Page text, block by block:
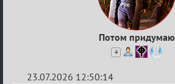
Потом придумаю
4
23.07.2026 12:50:14